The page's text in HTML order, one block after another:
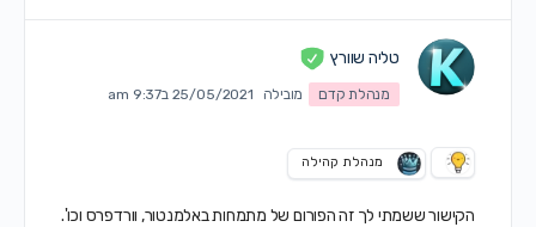
טליה שוורץ
מנהלת קדם מובילה 25/05/2021 ב9:37 am
מנהלת קהילה
הקישור ששמתי לך זה הפורום של מתמחות באלמנטור, וורדפרס וכו'.